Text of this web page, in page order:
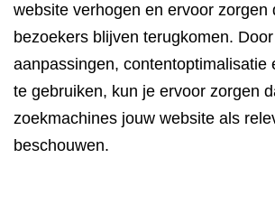
website verhogen en ervoor zorgen
bezoekers blijven terugkomen.
aanpassingen, contentoptimalisatie
te gebruiken, kun je ervoor zorgen
zoekmachines jouw website als
beschouwen.